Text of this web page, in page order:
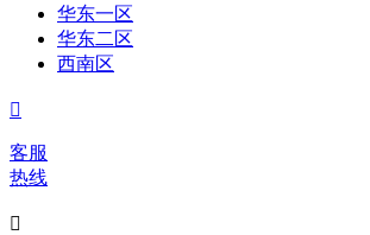
华东一区
华东二区
西南区

客服
热线
